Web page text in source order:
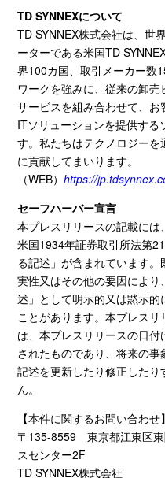
TD SYNNEXについて
TD SYNNEX株式会社は、世
ーターである米国TD
界100カ国、取引メーカー数
ワークを強みに、従来の卸
サービスを組み合わせて、
ITソリューションを提供す
す。私たちはテクノロジー
に貢献してまいります。
（WEB）https://
セーフハーバー宣言
本プレスリリースの記載には
米国1934年証券取引所法第
る記述」が含まれています
実性又はその他の要因によ
述」として明示的又は黙示
ことがあります。本プレスリ
は、本プレスリリースの日
されたものであり、将来の
記述を更新したり修正した
ん。
【本件に関するお問い合わせ】
〒 135-8559 東京都江東区
スセンター2F
TD SYNNEX株式会社